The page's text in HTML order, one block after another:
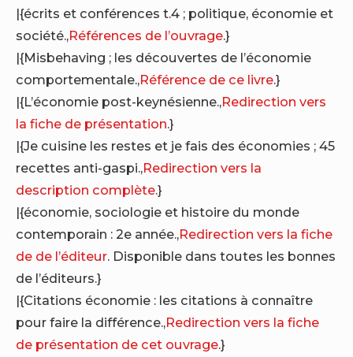
|{écrits et conférences t.4 ; politique, économie et
société.,Références de l’ouvrage.}
|{Misbehaving ; les découvertes de l’économie
comportementale.,Référence de ce livre.}
|{L’économie post-keynésienne.,Redirection vers
la fiche de présentation.}
|{Je cuisine les restes et je fais des économies ; 45
recettes anti-gaspi.,Redirection vers la
description complète.}
|{économie, sociologie et histoire du monde
contemporain : 2e année.,Redirection vers la fiche
de de l’éditeur. Disponible dans toutes les bonnes
de l’éditeurs.}
|{Citations économie : les citations à connaître
pour faire la différence.,Redirection vers la fiche
de présentation de cet ouvrage.}